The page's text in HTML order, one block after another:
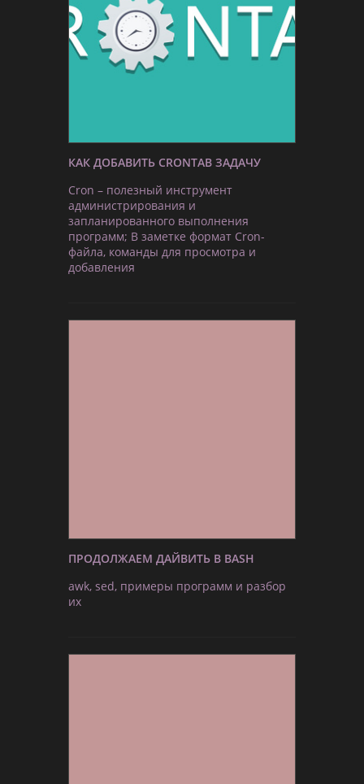
КАК ДОБАВИТЬ CRONTAB ЗАДАЧУ
Cron – полезный инструмент
администрирования и
запланированного выполнения
программ; В заметке формат Cron-
файла, команды для просмотра и
добавления
ПРОДОЛЖАЕМ ДАЙВИТЬ В BASH
awk, sed, примеры программ и разбор
их